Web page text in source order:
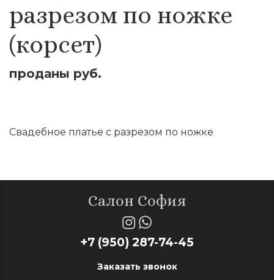
разрезом по ножке
(корсет)
проданы руб.
Свадебное платье с разрезом по ножке
Салон София
+7 (950) 287-74-45
Заказать звонок